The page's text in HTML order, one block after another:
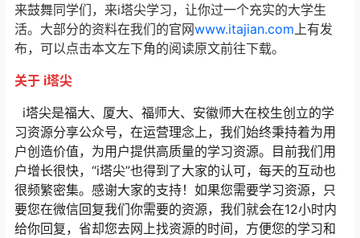
来鼓舞同学们，来i塔尖学习，让你过一个充实的大学生
活。大部分的资料在我们的官网www.itajian.com上有发
布，可以点击本文左下角的阅读原文前往下载。
关于 i塔尖
i塔尖是福大、厦大、福师大、安徽师大在校生创立的学
习资源分享公众号，在运营理念上，我们始终秉持着为用
户创造价值，为用户提供高质量的学习资源。目前我们用
户增长很快，“i塔尖”也得到了大家的认可，每天的互动也
很频繁密集。感谢大家的支持！如果您需要学习资源，只
要您在微信回复我们你需要的资源，我们就会在12小时内
给你回复，省却您去网上找资源的时间，方便您的学习和